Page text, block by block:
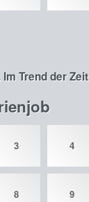
Trend der Zeit
3 4
8 9